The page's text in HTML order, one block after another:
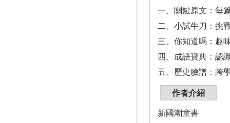
一、關鍵原文：每
二、小試牛刀：挑
三、你知道嗎：趣
四、成語寶典：認
五、歷史臉譜：跨
作者介紹
新國潮童書